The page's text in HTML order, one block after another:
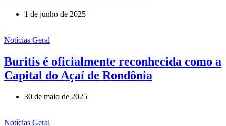
1 de junho de 2025
Notícias Geral
Buritis é oficialmente reconhecida como a
Capital do Açaí de Rondônia
30 de maio de 2025
Notícias Geral